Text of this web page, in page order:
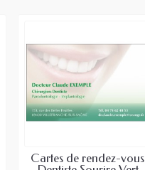
Cartes de rendez-vous